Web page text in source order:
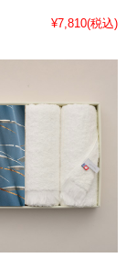
¥7,810(税込)